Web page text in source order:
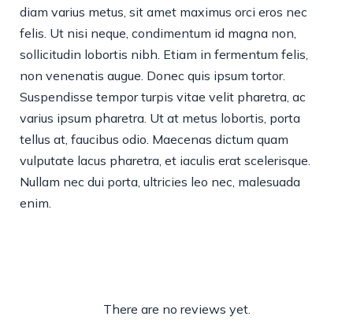
diam varius metus, sit amet maximus orci eros nec
felis. Ut nisi neque, condimentum id magna non,
sollicitudin lobortis nibh. Etiam in fermentum felis,
non venenatis augue. Donec quis ipsum tortor.
Suspendisse tempor turpis vitae velit pharetra, ac
varius ipsum pharetra. Ut at metus lobortis, porta
tellus at, faucibus odio. Maecenas dictum quam
vulputate lacus pharetra, et iaculis erat scelerisque.
Nullam nec dui porta, ultricies leo nec, malesuada
enim.
There are no reviews yet.